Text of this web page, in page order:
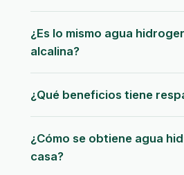
¿Es lo mismo agua
alcalina?
¿Qué beneficios tiene
¿Cómo se obtiene agua
casa?